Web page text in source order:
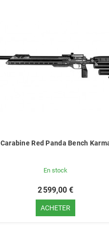
Carabine Red Panda Bench
En stock
2 599,00 €
ACHETER